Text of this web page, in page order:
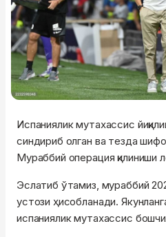
Испаниялик мутахассис
синдириб олган ва тезда
Мураббий операция қилиниши
Эслатиб ўтамиз, мураббий
устози ҳисобланади.
испаниялик мутахассис